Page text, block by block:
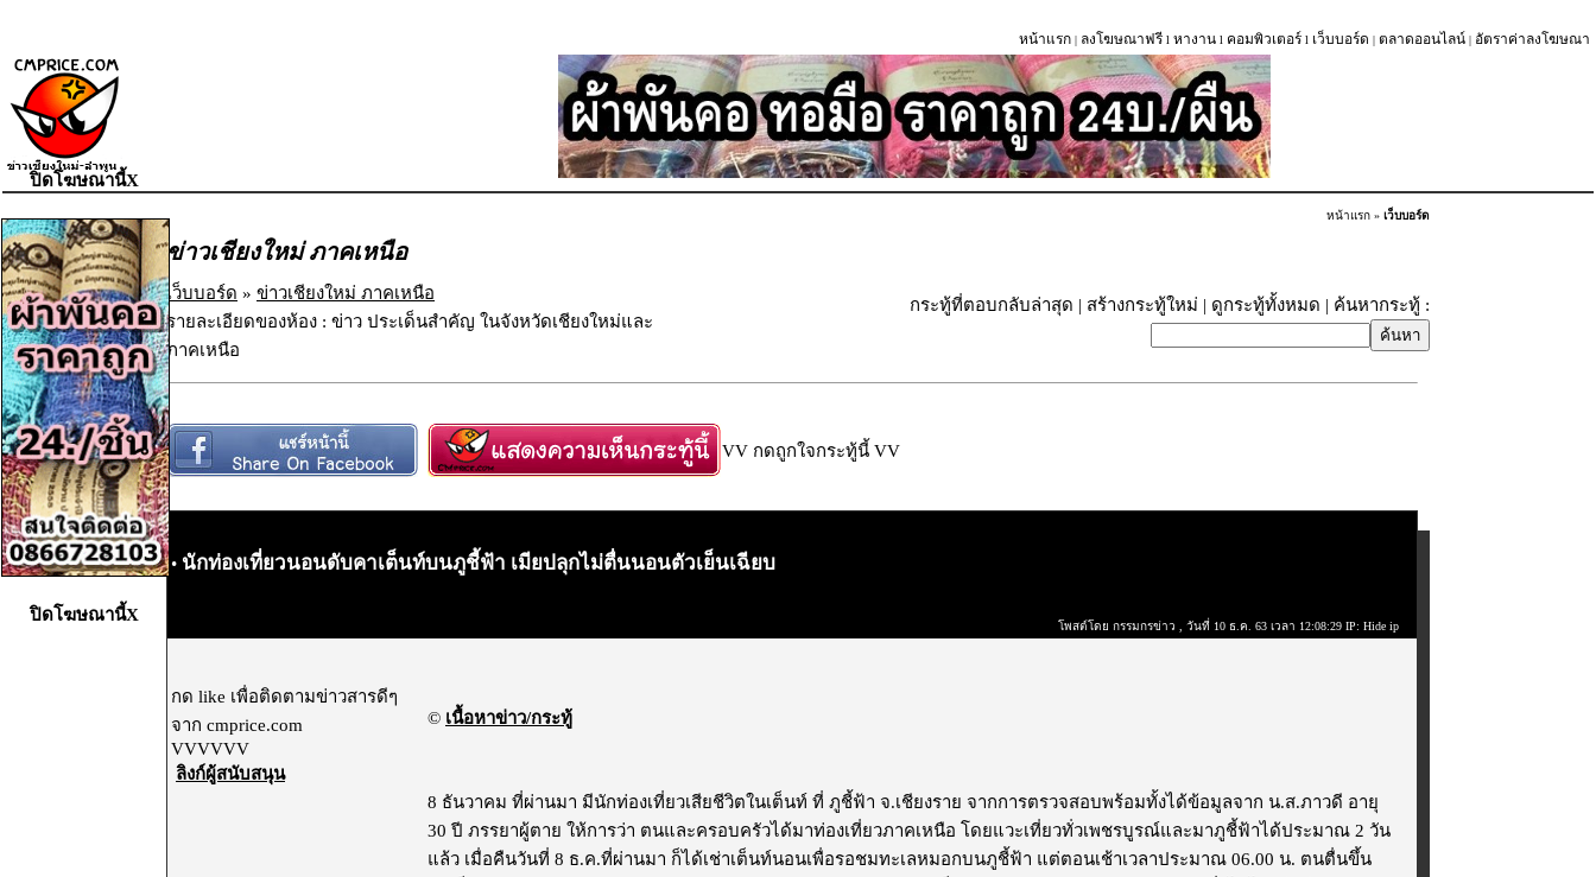
หน้าแรก | ลงโฆษณาฟรี l หางาน l คอมพิวเตอร์ l เว็บบอร์ด | ตลาดออนไลน์ | อัตราค่าลงโฆษณา
หน้าแรก » เว็บบอร์ด
ข่าวเชียงใหม่ ภาคเหนือ
เว็บบอร์ด » ข่าวเชียงใหม่ ภาคเหนือ
รายละเอียดของห้อง : ข่าว ประเด็นสำคัญ ในจังหวัดเชียงใหม่และ
ภาคเหนือ
กระทู้ที่ตอบกลับล่าสุด | สร้างกระทู้ใหม่ | ดูกระทู้ทั้งหมด | ค้นหากระทู้ :
VV กดถูกใจกระทู้นี้ VV
• นักท่องเที่ยวนอนดับคาเต็นท์บนภูชี้ฟ้า เมียปลุกไม่ตื่นนอนตัวเย็นเฉียบ
โพสต์โดย กรรมกรข่าว , วันที่ 10 ธ.ค. 63 เวลา 12:08:29 IP: Hide ip
กด like เพื่อติดตามข่าวสารดีๆ
จาก cmprice.com
VVVVVV
ลิงก์ผู้สนับสนุน
© เนื้อหาข่าว/กระทู้
8 ธันวาคม ที่ผ่านมา มีนักท่องเที่ยวเสียชีวิตในเต็นท์ ที่ ภูชี้ฟ้า จ.เชียงราย จากการตรวจสอบพร้อมทั้งได้ข้อมูลจาก น.ส.ภาวดี อายุ
30 ปี ภรรยาผู้ตาย ให้การว่า ตนและครอบครัวได้มาท่องเที่ยวภาคเหนือ โดยแวะเที่ยวทั่วเพชรบูรณ์และมาภูชี้ฟ้าได้ประมาณ 2 วัน
แล้ว เมื่อคืนวันที่ 8 ธ.ค.ที่ผ่านมา ก็ได้เช่าเต็นท์นอนเพื่อรอชมทะเลหมอกบนภูชี้ฟ้า แต่ตอนเช้าเวลาประมาณ 06.00 น. ตนตื่นขึ้น
ปิดโฆษณานี้X
ปิดโฆษณานี้X